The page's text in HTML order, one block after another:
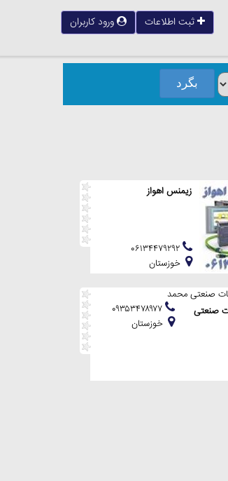
ثبت اطلاعات ورود کاربران
زیمنس اهواز
خوزستان
صنعتى
خوزستان